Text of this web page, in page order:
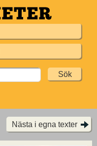
Nästa i egna texter